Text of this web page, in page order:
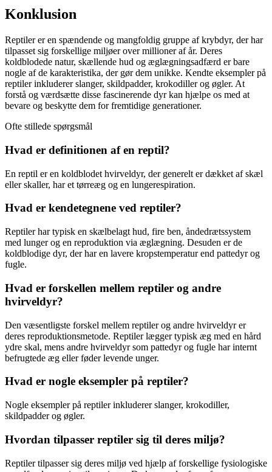
Konklusion
Reptiler er en spændende og mangfoldig gruppe af krybdyr, der har
tilpasset sig forskellige miljøer over millioner af år. Deres
koldblodede natur, skællende hud og æglægningsadfærd er bare
nogle af de karakteristika, der gør dem unikke. Kendte eksempler på
reptiler inkluderer slanger, skildpadder, krokodiller og øgler. At
forstå og værdsætte disse fascinerende dyr kan hjælpe os med at
bevare og beskytte dem for fremtidige generationer.
Ofte stillede spørgsmål
Hvad er definitionen af en reptil?
En reptil er en koldblodet hvirveldyr, der generelt er dækket af skæl
eller skaller, har et tørreæg og en lungerespiration.
Hvad er kendetegnene ved reptiler?
Reptiler har typisk en skælbelagt hud, fire ben, åndedrætssystem
med lunger og en reproduktion via æglægning. Desuden er de
koldblodige dyr, der har en lavere kropstemperatur end pattedyr og
fugle.
Hvad er forskellen mellem reptiler og andre
hvirveldyr?
Den væsentligste forskel mellem reptiler og andre hvirveldyr er
deres reproduktionsmetode. Reptiler lægger typisk æg med en hård
ydre skal, mens andre hvirveldyr som pattedyr og fugle har internt
befrugtede æg eller føder levende unger.
Hvad er nogle eksempler på reptiler?
Nogle eksempler på reptiler inkluderer slanger, krokodiller,
skildpadder og øgler.
Hvordan tilpasser reptiler sig til deres miljø?
Reptiler tilpasser sig deres miljø ved hjælp af forskellige fysiologiske